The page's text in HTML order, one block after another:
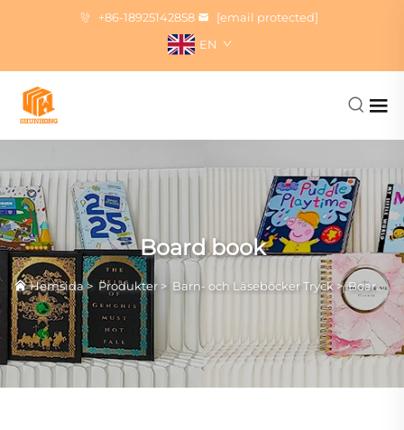
+86-18925142858
[email protected]
EN
Board book
Hemsida> Produkter > Barn- och Läseböcker Tryck>Board book